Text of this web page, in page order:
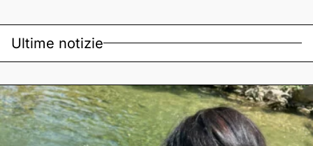
Ultime notizie